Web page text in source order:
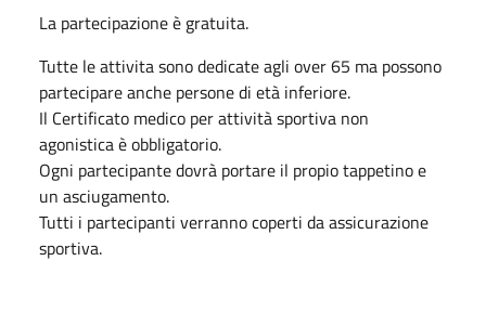
La partecipazione è gratuita.
Tutte le attivita sono dedicate agli over 65 ma possono
partecipare anche persone di età inferiore.
Il Certificato medico per attività sportiva non
agonistica è obbligatorio.
Ogni partecipante dovrà portare il propio tappetino e
un asciugamento.
Tutti i partecipanti verranno coperti da assicurazione
sportiva.